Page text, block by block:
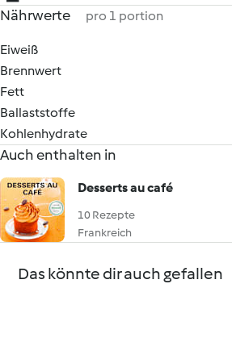
Nährwerte pro 1 portion
Eiweiß
Brennwert
Fett
Ballaststoffe
Kohlenhydrate
Auch enthalten in
Desserts au café
10 Rezepte
Frankreich
Das könnte dir auch gefallen